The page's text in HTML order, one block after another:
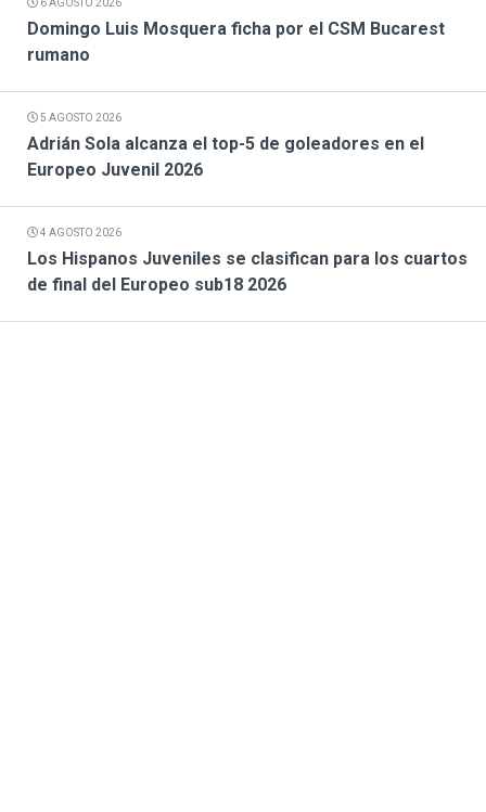
6 AGOSTO 2026
Domingo Luis Mosquera ficha por el CSM Bucarest
rumano
5 AGOSTO 2026
Adrián Sola alcanza el top-5 de goleadores en el
Europeo Juvenil 2026
4 AGOSTO 2026
Los Hispanos Juveniles se clasifican para los cuartos
de final del Europeo sub18 2026